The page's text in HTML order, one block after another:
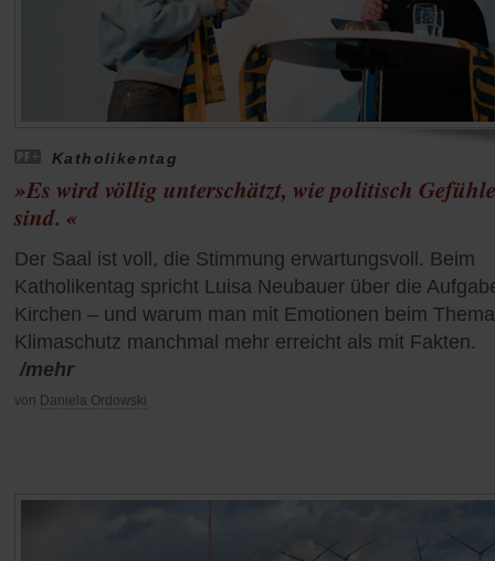
Katholikentag
»Es wird völlig unterschätzt, wie politisch Gefühle
sind. «
Der Saal ist voll, die Stimmung erwartungsvoll. Beim
Katholikentag spricht Luisa Neubauer über die
Kirchen – und warum man mit Emotionen beim Thema
Klimaschutz manchmal mehr erreicht als mit Fakten.
/mehr
von Daniela Ordowski